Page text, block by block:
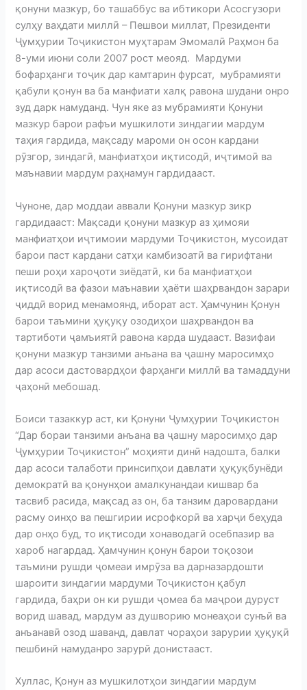
қонуни мазкур, бо ташаббус ва ибтикори Асосгузори
сулҳу ваҳдати миллӣ – Пешвои миллат, Президенти
Ҷумҳурии Тоҷикистон муҳтарам Эмомалӣ Раҳмон ба
8-уми июни соли 2007 рост меояд. Мардуми
бофарҳанги тоҷик дар камтарин фурсат, мубрамияти
қабули қонун ва ба манфиати халқ равона шудани онро
зуд дарк намуданд. Чун яке аз мубрамияти Қонуни
мазкур барои рафъи мушкилоти зиндагии мардум
таҳия гардида, мақсаду мароми он осон кардани
рӯзгор, зиндагӣ, манфиатҳои иқтисодӣ, иҷтимоӣ ва
маънавии мардум раҳнамун гардидааст.
Чуноне, дар моддаи аввали Қонуни мазкур зикр
гардидааст: Мақсади қонуни мазкур аз ҳимояи
манфиатҳои иҷтимоии мардуми Тоҷикистон, мусоидат
барои паст кардани сатҳи камбизоатӣ ва гирифтани
пеши роҳи хароҷоти зиёдатӣ, ки ба манфиатҳои
иқтисодӣ ва фазои маънавии ҳаёти шаҳрвандон зарари
ҷиддӣ ворид менамоянд, иборат аст. Ҳамчунин Қонун
барои таъмини ҳуқуқу озодиҳои шаҳрвандон ва
тартиботи ҷамъиятӣ равона карда шудааст. Вазифаи
қонуни мазкур танзими анъана ва ҷашну маросимҳо
дар асоси дастовардҳои фарҳанги миллӣ ва тамаддуни
ҷаҳонӣ мебошад.
Боиси тазаккур аст, ки Қонуни Ҷумҳурии Тоҷикистон
“Дар бораи танзими анъана ва ҷашну маросимҳо дар
Ҷумҳурии Тоҷикистон” моҳияти динӣ надошта, балки
дар асоси талаботи принсипҳои давлати ҳуқуқбунёди
демократӣ ва қонунҳои амалкунандаи кишвар ба
тасвиб расида, мақсад аз он, ба танзим даровардани
расму оинҳо ва пешгирии исрофкорӣ ва харҷи беҳуда
дар онҳо буд, то иқтисоди хонаводагӣ осебпазир ва
хароб нагардад. Ҳамчунин қонун барои тоқозои
таъмини рушди ҷомеаи имрӯза ва дарназардошти
шароити зиндагии мардуми Тоҷикистон қабул
гардида, баҳри он ки рушди ҷомеа ба маҷрои дуруст
ворид шавад, мардум аз душворию монеаҳои сунъӣ ва
анъанавӣ озод шаванд, давлат чораҳои зарурии ҳуқуқӣ
пешбинӣ намуданро зарурӣ донистааст.
Хуллас, Қонун аз мушкилотҳои зиндагии мардум